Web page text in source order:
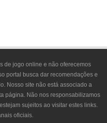
de jogo online e não oferecemos
portal busca dar recomendações e
Nosso site não está associado a
página. Não nos responsabilizamos
sujeitos ao visitar estes links.
oficiais.